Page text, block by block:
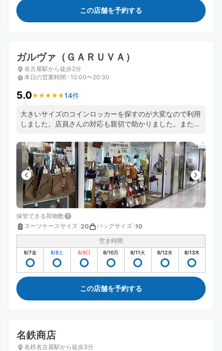
この店舗を予約する
ガルヴァ（ＧＡＲＵＶＡ）
名古屋駅から徒歩2分
本日の営業時間 : 10:00〜20:30
5.0★ ★ ★ ★ ★
★ ★ ★ ★ ★14件
大きいサイズのコインロッカーを探すのが大変なので利用
しました。店員さんの対応も親切で助かりました。また利
保管できる荷物数
スーツケースサイズ :20 バッグサイズ :10
空き時間
8/7金 8/8土 8/9日 8/10月 8/11火 8/12水 8/13木
この店舗を予約する
名鉄商店
名鉄名古屋駅から徒歩3分